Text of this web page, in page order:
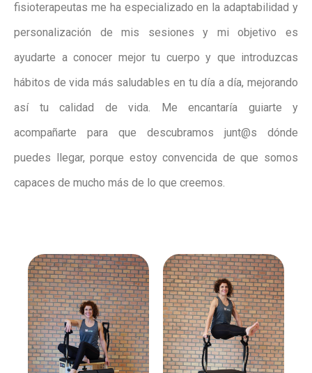
fisioterapeutas me ha especializado en la adaptabilidad y
personalización de mis sesiones y mi objetivo es
ayudarte a conocer mejor tu cuerpo y que introduzcas
hábitos de vida más saludables en tu día a día, mejorando
así tu calidad de vida. Me encantaría guiarte y
acompañarte para que descubramos junt@s dónde
puedes llegar, porque estoy convencida de que somos
capaces de mucho más de lo que creemos.